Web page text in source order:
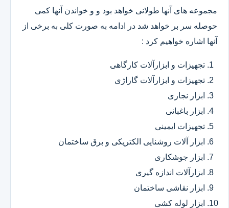
مجموعه های آنها طولانی خواهد بود و و خواندن آنها کمی
حوصله سر بر خواهد شد در ادامه به صورت کلی به برخی از
آنها اشاره خواهیم کرد :
تجهیزات و ابزارآلات کارگاهی
تجهیزات و ابزارآلات گاراژی
ابزار نجاری
ابزار باغبانی
تجهیزات ایمینی
ابزار آلات روشنایی الکتریکی و برق ساختمان
ابزار جوشکاری
ابزارآلات اندازه گیری
ابزار نقاشی ساختمان
ابزار لوله کشی